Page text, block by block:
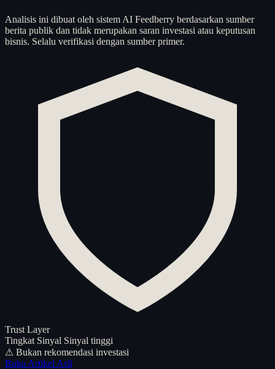
Analisis ini dibuat oleh sistem AI Feedberry berdasarkan sumber
berita publik dan tidak merupakan saran investasi atau keputusan
bisnis. Selalu verifikasi dengan sumber primer.
Trust Layer
Tingkat Sinyal Sinyal tinggi
⚠ Bukan rekomendasi investasi
Buka Artikel Asli